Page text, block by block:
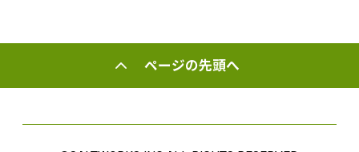
ページの先頭へ